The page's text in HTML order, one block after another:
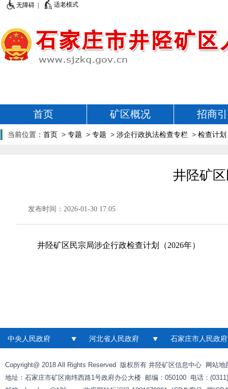
无障碍 | 适老模式
首页 矿区概况 招商
当前位置： 首页 > 专题 > 专题 > 涉企行政执法检查专栏 > 检查计划
井陉矿
发布时间：2026-01-30 17:05
井陉矿区民宗局涉企行政检查计划（2026年）